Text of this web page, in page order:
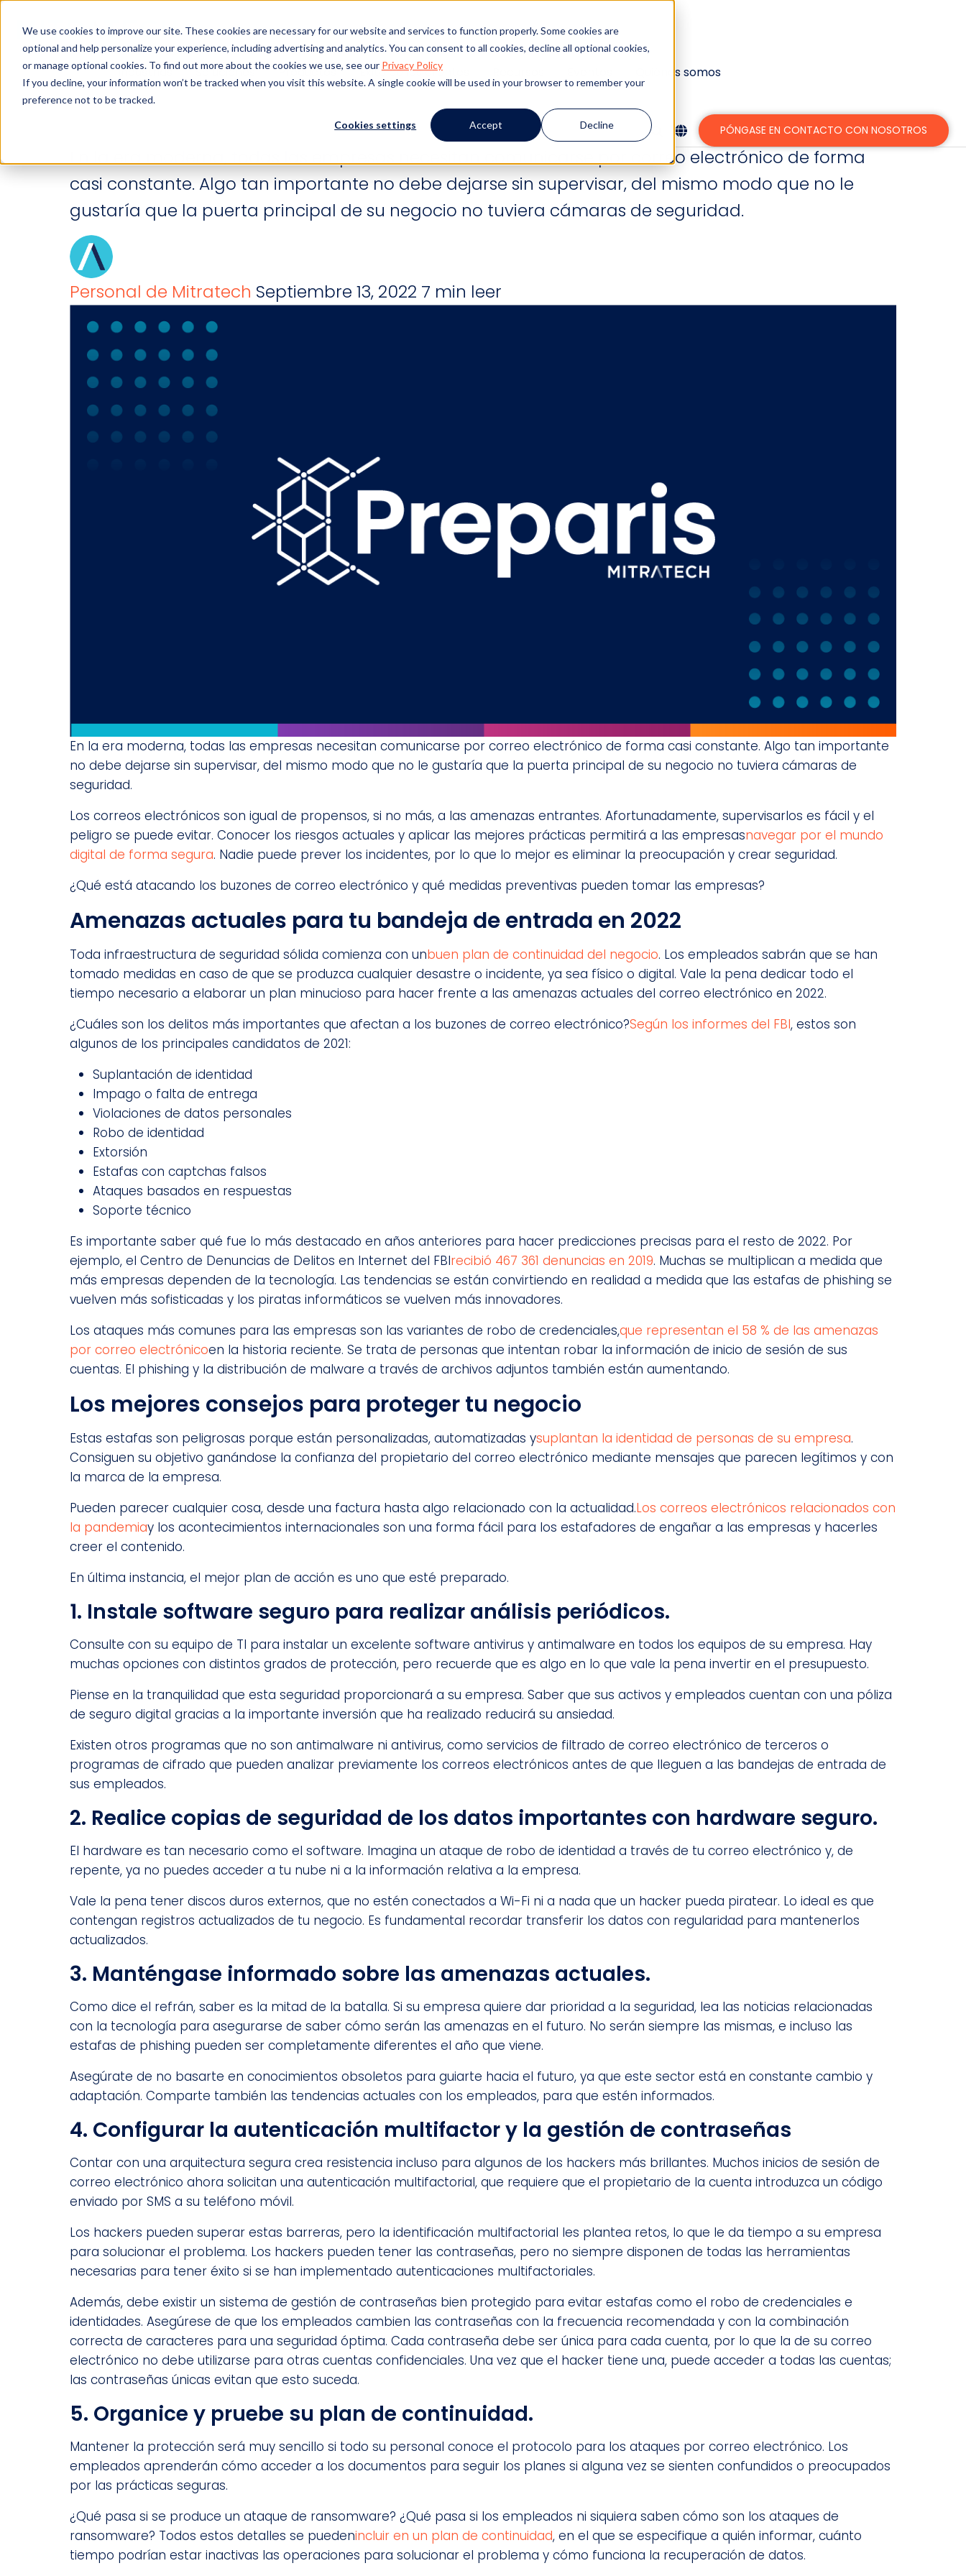
We use cookies to improve our site. These cookies are necessary for our website and services to function properly. Some cookies are
optional and help personalize your experience, including advertising and analytics. You can consent to all cookies, decline all optional cookies,
or manage optional cookies. To find out more about the cookies we use, see our Privacy Policy
If you decline, your information won’t be tracked when you visit this website. A single cookie will be used in your browser to remember your
preference not to be tracked.
Cookies settings Accept Decline
Industrias Soluciones Productos Éxito de los clientes Quiénes somos
PÓNGASE EN CONTACTO CON NOSOTROS
6 formas de proteger su empresa de las amenazas del
correo electrónico
En la era moderna, todas las empresas necesitan comunicarse por correo electrónico de forma
casi constante. Algo tan importante no debe dejarse sin supervisar, del mismo modo que no le
gustaría que la puerta principal de su negocio no tuviera cámaras de seguridad.
Personal de Mitratech Septiembre 13, 2022 7 min leer
En la era moderna, todas las empresas necesitan comunicarse por correo electrónico de forma casi constante. Algo tan importante
no debe dejarse sin supervisar, del mismo modo que no le gustaría que la puerta principal de su negocio no tuviera cámaras de
seguridad.
Los correos electrónicos son igual de propensos, si no más, a las amenazas entrantes. Afortunadamente, supervisarlos es fácil y el
peligro se puede evitar. Conocer los riesgos actuales y aplicar las mejores prácticas permitirá a las empresasnavegar por el mundo
digital de forma segura. Nadie puede prever los incidentes, por lo que lo mejor es eliminar la preocupación y crear seguridad.
¿Qué está atacando los buzones de correo electrónico y qué medidas preventivas pueden tomar las empresas?
Amenazas actuales para tu bandeja de entrada en 2022
Toda infraestructura de seguridad sólida comienza con unbuen plan de continuidad del negocio. Los empleados sabrán que se han
tomado medidas en caso de que se produzca cualquier desastre o incidente, ya sea físico o digital. Vale la pena dedicar todo el
tiempo necesario a elaborar un plan minucioso para hacer frente a las amenazas actuales del correo electrónico en 2022.
¿Cuáles son los delitos más importantes que afectan a los buzones de correo electrónico?Según los informes del FBI, estos son
algunos de los principales candidatos de 2021:
Suplantación de identidad
Impago o falta de entrega
Violaciones de datos personales
Robo de identidad
Extorsión
Estafas con captchas falsos
Ataques basados en respuestas
Soporte técnico
Es importante saber qué fue lo más destacado en años anteriores para hacer predicciones precisas para el resto de 2022. Por
ejemplo, el Centro de Denuncias de Delitos en Internet del FBIrecibió 467 361 denuncias en 2019. Muchas se multiplican a medida que
más empresas dependen de la tecnología. Las tendencias se están convirtiendo en realidad a medida que las estafas de phishing se
vuelven más sofisticadas y los piratas informáticos se vuelven más innovadores.
Los ataques más comunes para las empresas son las variantes de robo de credenciales,que representan el 58 % de las amenazas
por correo electrónicoen la historia reciente. Se trata de personas que intentan robar la información de inicio de sesión de sus
cuentas. El phishing y la distribución de malware a través de archivos adjuntos también están aumentando.
Los mejores consejos para proteger tu negocio
Estas estafas son peligrosas porque están personalizadas, automatizadas ysuplantan la identidad de personas de su empresa.
Consiguen su objetivo ganándose la confianza del propietario del correo electrónico mediante mensajes que parecen legítimos y con
la marca de la empresa.
Pueden parecer cualquier cosa, desde una factura hasta algo relacionado con la actualidad.Los correos electrónicos relacionados con
la pandemiay los acontecimientos internacionales son una forma fácil para los estafadores de engañar a las empresas y hacerles
creer el contenido.
En última instancia, el mejor plan de acción es uno que esté preparado.
1. Instale software seguro para realizar análisis periódicos.
Consulte con su equipo de TI para instalar un excelente software antivirus y antimalware en todos los equipos de su empresa. Hay
muchas opciones con distintos grados de protección, pero recuerde que es algo en lo que vale la pena invertir en el presupuesto.
Piense en la tranquilidad que esta seguridad proporcionará a su empresa. Saber que sus activos y empleados cuentan con una póliza
de seguro digital gracias a la importante inversión que ha realizado reducirá su ansiedad.
Existen otros programas que no son antimalware ni antivirus, como servicios de filtrado de correo electrónico de terceros o
programas de cifrado que pueden analizar previamente los correos electrónicos antes de que lleguen a las bandejas de entrada de
sus empleados.
2. Realice copias de seguridad de los datos importantes con hardware seguro.
El hardware es tan necesario como el software. Imagina un ataque de robo de identidad a través de tu correo electrónico y, de
repente, ya no puedes acceder a tu nube ni a la información relativa a la empresa.
Vale la pena tener discos duros externos, que no estén conectados a Wi-Fi ni a nada que un hacker pueda piratear. Lo ideal es que
contengan registros actualizados de tu negocio. Es fundamental recordar transferir los datos con regularidad para mantenerlos
actualizados.
3. Manténgase informado sobre las amenazas actuales.
Como dice el refrán, saber es la mitad de la batalla. Si su empresa quiere dar prioridad a la seguridad, lea las noticias relacionadas
con la tecnología para asegurarse de saber cómo serán las amenazas en el futuro. No serán siempre las mismas, e incluso las
estafas de phishing pueden ser completamente diferentes el año que viene.
Asegúrate de no basarte en conocimientos obsoletos para guiarte hacia el futuro, ya que este sector está en constante cambio y
adaptación. Comparte también las tendencias actuales con los empleados, para que estén informados.
4. Configurar la autenticación multifactor y la gestión de contraseñas
Contar con una arquitectura segura crea resistencia incluso para algunos de los hackers más brillantes. Muchos inicios de sesión de
correo electrónico ahora solicitan una autenticación multifactorial, que requiere que el propietario de la cuenta introduzca un código
enviado por SMS a su teléfono móvil.
Los hackers pueden superar estas barreras, pero la identificación multifactorial les plantea retos, lo que le da tiempo a su empresa
para solucionar el problema. Los hackers pueden tener las contraseñas, pero no siempre disponen de todas las herramientas
necesarias para tener éxito si se han implementado autenticaciones multifactoriales.
Además, debe existir un sistema de gestión de contraseñas bien protegido para evitar estafas como el robo de credenciales e
identidades. Asegúrese de que los empleados cambien las contraseñas con la frecuencia recomendada y con la combinación
correcta de caracteres para una seguridad óptima. Cada contraseña debe ser única para cada cuenta, por lo que la de su correo
electrónico no debe utilizarse para otras cuentas confidenciales. Una vez que el hacker tiene una, puede acceder a todas las cuentas;
las contraseñas únicas evitan que esto suceda.
5. Organice y pruebe su plan de continuidad.
Mantener la protección será muy sencillo si todo su personal conoce el protocolo para los ataques por correo electrónico. Los
empleados aprenderán cómo acceder a los documentos para seguir los planes si alguna vez se sienten confundidos o preocupados
por las prácticas seguras.
¿Qué pasa si se produce un ataque de ransomware? ¿Qué pasa si los empleados ni siquiera saben cómo son los ataques de
ransomware? Todos estos detalles se puedenincluir en un plan de continuidad, en el que se especifique a quién informar, cuánto
tiempo podrían estar inactivas las operaciones para solucionar el problema y cómo funciona la recuperación de datos.